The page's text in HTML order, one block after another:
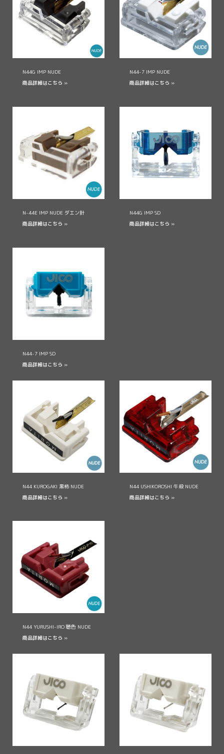
N44G IMP NUDE
商品詳細はこちら »
N44-7 IMP NUDE
商品詳細はこちら »
N-44E IMP NUDE ダエン針
商品詳細はこちら »
N44G IMP SD
商品詳細はこちら »
N44-7 IMP SD
商品詳細はこちら »
N44 KUROGAKI 黒柿 NUDE
商品詳細はこちら »
N44 USHIKOROSHI 牛殺 NUDE
商品詳細はこちら »
N44 YURUSHI-IRO 聴色 NUDE
商品詳細はこちら »